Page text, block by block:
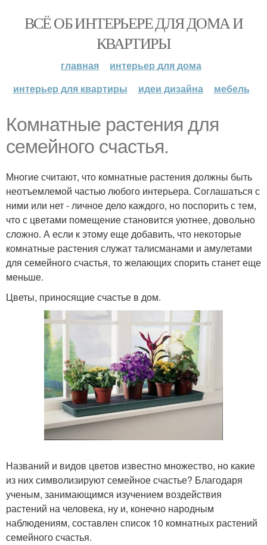
ВСЁ ОБ ИНТЕРЬЕРЕ ДЛЯ ДОМА И
КВАРТИРЫ
главная
интерьер для дома
интерьер для квартиры
идеи дизайна мебель
Комнатные растения для
семейного счастья.
Многие считают, что комнатные растения должны быть
неотъемлемой частью любого интерьера. Соглашаться с
ними или нет - личное дело каждого, но поспорить с тем,
что с цветами помещение становится уютнее, довольно
сложно. А если к этому еще добавить, что некоторые
комнатные растения служат талисманами и амулетами
для семейного счастья, то желающих спорить станет еще
меньше.
Цветы, приносящие счастье в дом.
Названий и видов цветов известно множество, но какие
из них символизируют семейное счастье? Благодаря
ученым, занимающимся изучением воздействия
растений на человека, ну и, конечно народным
наблюдениям, составлен список 10 комнатных растений
семейного счастья.